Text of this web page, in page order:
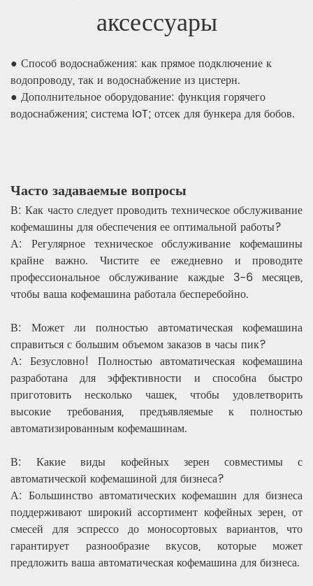
аксессуары
● Способ водоснабжения: как прямое подключение к
водопроводу, так и водоснабжение из цистерн.
● Дополнительное оборудование: функция горячего
водоснабжения; система IoT; отсек для бункера для бобов.
Часто задаваемые вопросы
В: Как часто следует проводить техническое обслуживание
кофемашины для обеспечения ее оптимальной работы?
А: Регулярное техническое обслуживание кофемашины
крайне важно. Чистите ее ежедневно и проводите
профессиональное обслуживание каждые 3-6 месяцев,
чтобы ваша кофемашина работала бесперебойно.
В: Может ли полностью автоматическая кофемашина
справиться с большим объемом заказов в часы пик?
А: Безусловно! Полностью автоматическая кофемашина
разработана для эффективности и способна быстро
приготовить несколько чашек, чтобы удовлетворить
высокие требования, предъявляемые к полностью
автоматизированным кофемашинам.
В: Какие виды кофейных зерен совместимы с
автоматической кофемашиной для бизнеса?
А: Большинство автоматических кофемашин для бизнеса
поддерживают широкий ассортимент кофейных зерен, от
смесей для эспрессо до моносортовых вариантов, что
гарантирует разнообразие вкусов, которые может
предложить ваша автоматическая кофемашина для бизнеса.